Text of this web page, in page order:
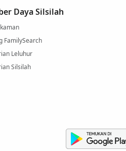
Daya Silsilah
FamilySearch
Leluhur
Silsilah